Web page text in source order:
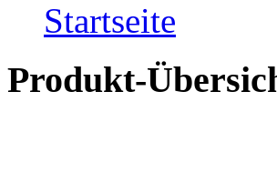
Startseite
Produkt-